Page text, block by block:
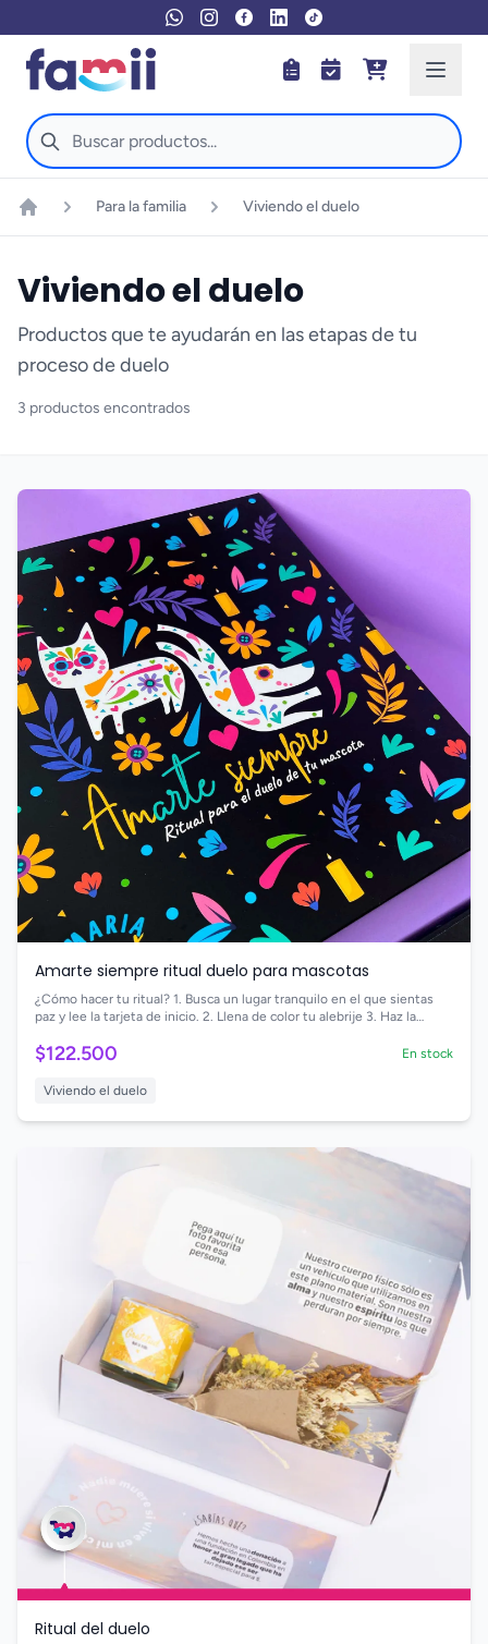
Para la familia Viviendo el duelo
Viviendo el duelo
Productos que te ayudarán en las etapas de tu
proceso de duelo
3 productos encontrados
Amarte siempre ritual duelo para mascotas
¿Cómo hacer tu ritual?⁣ 1. Busca un lugar tranquilo en el que sientas
paz y lee la tarjeta de inicio. 2. Llena de color tu alebrije 3. Haz la
tu mascota para agradecerle y/o pedirle perdón.⁣ Y permítele cumplir
$122.500 En stock
Viviendo el duelo
Ritual del duelo